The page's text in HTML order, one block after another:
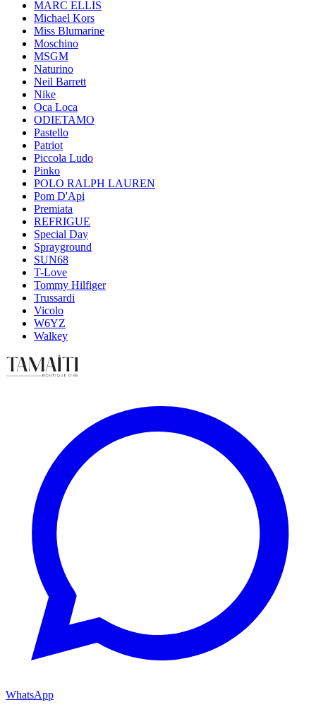
MARC ELLIS
Michael Kors
Miss Blumarine
Moschino
MSGM
Naturino
Neil Barrett
Nike
Oca Loca
ODIETAMO
Pastello
Patriot
Piccola Ludo
Pinko
POLO RALPH LAUREN
Pom D'Api
Premiata
REFRIGUE
Special Day
Sprayground
SUN68
T-Love
Tommy Hilfiger
Trussardi
Vicolo
W6YZ
Walkey
WhatsApp